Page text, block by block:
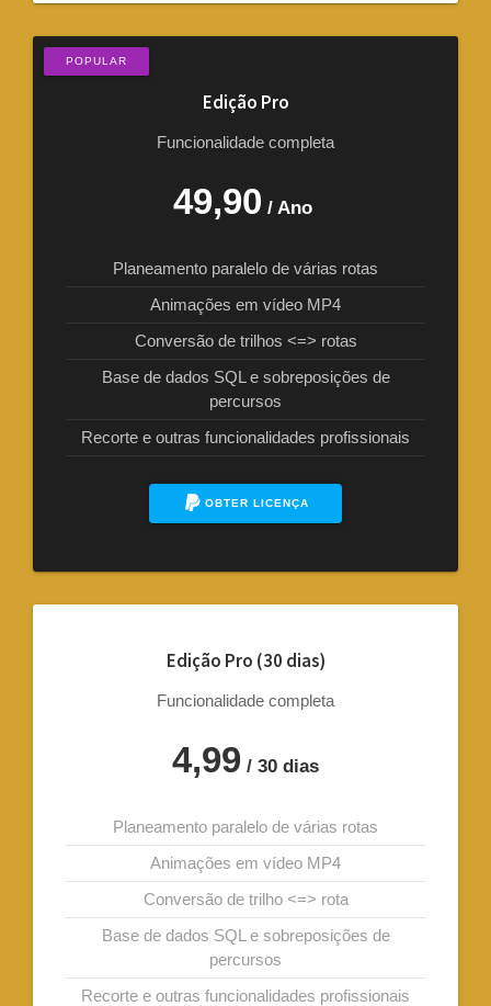
POPULAR
Edição Pro
Funcionalidade completa
49,90 / Ano
Planeamento paralelo de várias rotas
Animações em vídeo MP4
Conversão de trilhos <=> rotas
Base de dados SQL e sobreposições de
percursos
Recorte e outras funcionalidades profissionais
OBTER LICENÇA
Edição Pro (30 dias)
Funcionalidade completa
4,99 / 30 dias
Planeamento paralelo de várias rotas
Animações em vídeo MP4
Conversão de trilho <=> rota
Base de dados SQL e sobreposições de
percursos
Recorte e outras funcionalidades profissionais